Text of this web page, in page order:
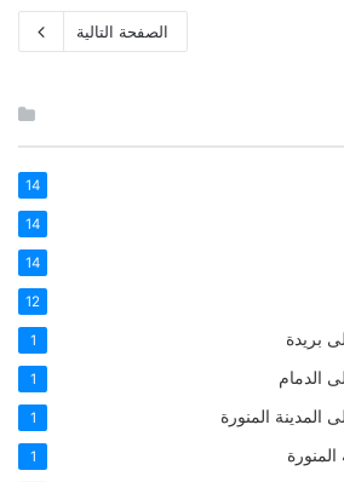
الصفحة التالية
14
14
14
12
بريدة 1
الدمام 1
المدينة المنورة 1
1